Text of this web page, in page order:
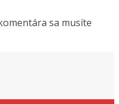
sa musíte